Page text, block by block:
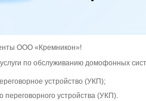
ООО «Кремникон»!
по обслуживанию домофонных
устройство (УКП);
устройства (УКП).